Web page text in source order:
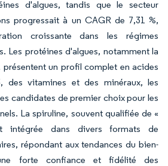
d'algues, tandis que le secteur
progressait à un CAGR de 7,31 %,
croissante dans les régimes
Les protéines d'algues, notamment la
présentent un profil complet en acides
des vitamines et des minéraux, les
candidates de premier choix pour les
La spiruline, souvent qualifiée de «
intégrée dans divers formats de
répondant aux tendances du bien-
forte confiance et fidélité des